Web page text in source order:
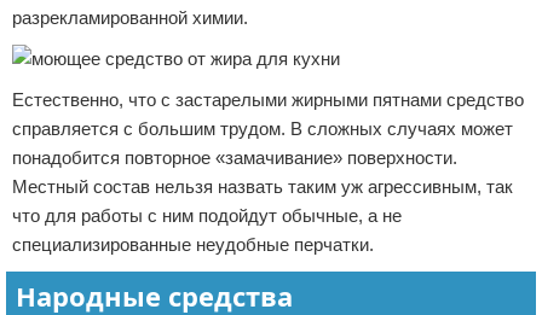
разрекламированной химии.
Естественно, что с застарелыми жирными пятнами средство
справляется с большим трудом. В сложных случаях может
понадобится повторное «замачивание» поверхности.
Местный состав нельзя назвать таким уж агрессивным, так
что для работы с ним подойдут обычные, а не
специализированные неудобные перчатки.
Народные средства